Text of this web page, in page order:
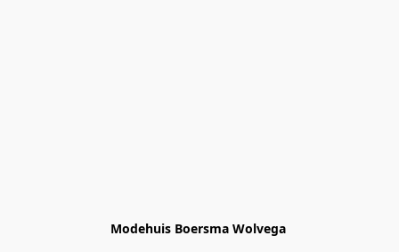
Modehuis Boersma Wolvega